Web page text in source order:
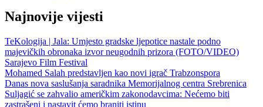
Najnovije vijesti
TeKologija | Jala: Umjesto gradske ljepotice nastale podno
majevičkih obronaka izvor neugodnih prizora (FOTO/VIDEO)
Sarajevo Film Festival
Mohamed Salah predstavljen kao novi igrač Trabzonspora
Danas nova saslušanja saradnika Memorijalnog centra Srebrenica
Suljagić se zahvalio američkim zakonodavcima: Nećemo biti
zastrašeni i nastavit ćemo braniti istinu